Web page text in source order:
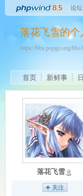
论坛
落花飞雪的个
https://bbs.popgo.org/
首页 新鲜事
落花飞雪
关注